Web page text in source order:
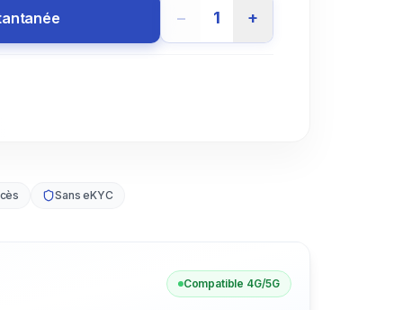
− 1 +
Sans eKYC
Compatible 4G/5G